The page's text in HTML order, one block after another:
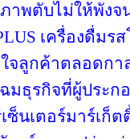
าพตับไม่ให้พังจ
เครื่องดื่ม
จลูกค้าตลอดกา
มธุรกิจที่ผู้ประ
ซ็นเตอร์มาร์เก็